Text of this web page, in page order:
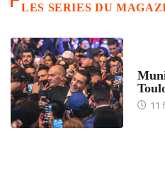
LES SERIES DU
11